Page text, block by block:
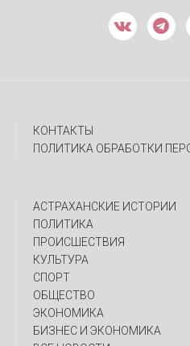
КОНТАКТЫ
ПОЛИТИКА ОБРАБОТКИ
АСТРАХАНСКИЕ ИСТОРИИ
ПОЛИТИКА
ПРОИСШЕСТВИЯ
КУЛЬТУРА
СПОРТ
ОБЩЕСТВО
ЭКОНОМИКА
БИЗНЕС И ЭКОНОМИКА